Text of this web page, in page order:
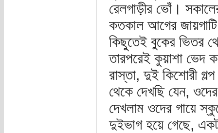
রেলগাড়ীর ভোঁ।
কতকাল আগের
কিছুতেই বুকের ভিতর
তারপরেই কুয়াশা ভেদ
রাস্তা, দুই কিশোরী
থেকে দেখছি যেন,
দেখলাম ওদের গায়ে
দুইভাগ হয়ে গেছে,